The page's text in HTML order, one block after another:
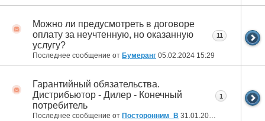
Можно ли предусмотреть в договоре
оплату за неучтенную, но оказанную
услугу?
Последнее сообщение от Бумеранг 05.02.2024 15:29
11
Гарантийный обязательства.
Дистрибьютор - Дилер - Конечный
потребитель
Последнее сообщение от Посторонним_В 31.01.2024
1